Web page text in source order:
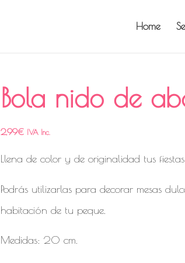
Home
Bola nido de
2,99€ IVA Inc.
Llena de color y de originalidad tus
Podrás utilizarlas para decorar mesas
habitación de tu peque.
Medidas: 20 cm.